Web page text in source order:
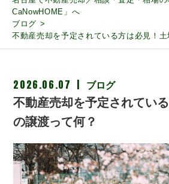
CaNowHOME」へ
ブログ
不動産売却を予定されている方は必見！土
2026.06.07 ブログ
不動産売却を予定されてい
の譲渡って何？